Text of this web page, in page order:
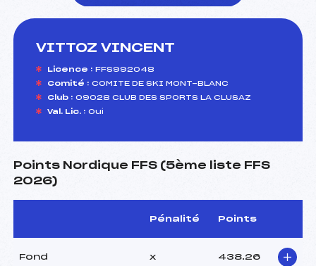
VITTOZ VINCENT
Licence : FFS992048
Comité : COMITE DE SKI MONT-BLANC
Club : 09028 CLUB DES SPORTS LA CLUSAZ
Val. Lic. : Oui
Points Nordique FFS (5ème liste FFS
2026)
Pénalité Points
Fond x 438.26